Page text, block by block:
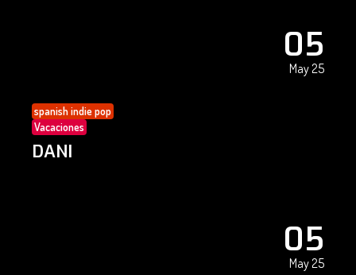
05
May 25
spanish indie pop
Vacaciones
DANI
05
May 25